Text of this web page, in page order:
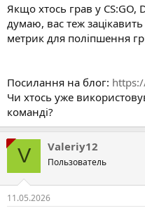
Якщо хтось грав у
думаю, вас теж
метрик для поліпшення
Посилання на блог:
Чи хтось уже
команді?
V Valeriy12
Пользователь
11.05.2026